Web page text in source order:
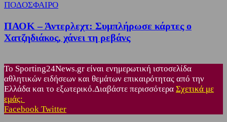
ΠΟΔΟΣΦΑΙΡΟ
ΠΑΟΚ – Άντερλεχτ: Συμπλήρωσε κάρτες ο
Χατζηδιάκος, χάνει τη ρεβάνς
Το Sporting24News.gr είναι ενημερωτική ιστοσελίδα
αθλητικών ειδήσεων και θεμάτων επικαιρότητας από την
Ελλάδα και το εξωτερικό.Διαβάστε περισσότερα Σχετικά με
εμάς:
Facebook Twitter